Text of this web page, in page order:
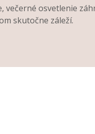
večerné osvetlenie
skutočne záleží.